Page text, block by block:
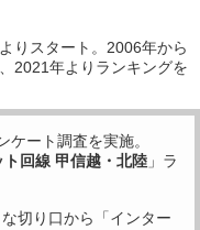
りスタート。2006年から
2021年よりランキングを
ケート調査を実施。
ト回線 甲信越・北陸 」ラ
切り口から「インター